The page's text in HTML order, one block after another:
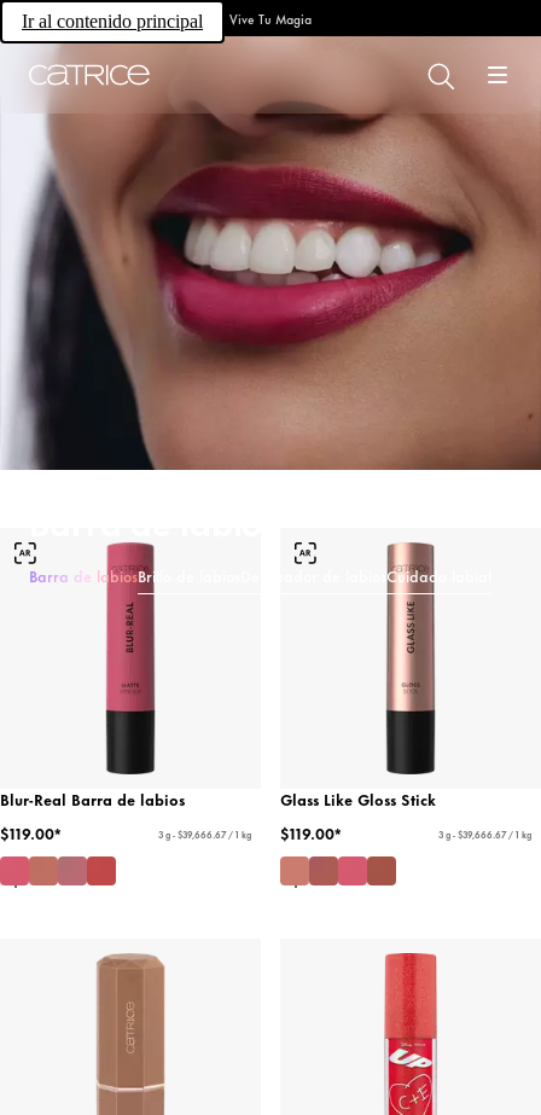
Ir al contenido principal Vive Tu Magia
Barra de labiosBrillo de labios Cuidado labial
Blur-Real Barra de labios
$119.00*
3 g - $39,666.67 / 1 kg
Glass Like Gloss Stick
$119.00*
3 g - $39,666.67 / 1 kg